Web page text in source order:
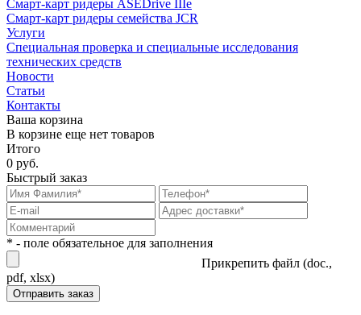
Смарт-карт ридеры ASEDrive IIIe
Смарт-карт ридеры семейства JCR
Услуги
Специальная проверка и специальные исследования
технических средств
Новости
Статьи
Контакты
Ваша корзина
В корзине еще нет товаров
Итого
0 руб.
Быстрый заказ
* - поле обязательное для заполнения
Прикрепить файл (doc.,
pdf, xlsx)